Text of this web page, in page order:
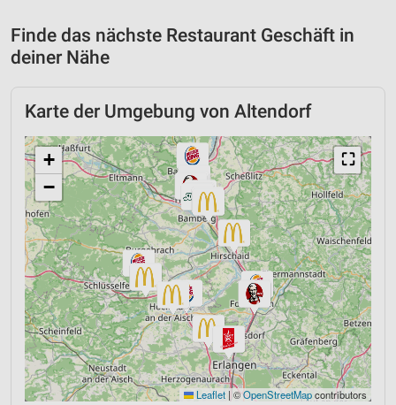
Finde das nächste Restaurant Geschäft in
deiner Nähe
Karte der Umgebung von Altendorf
⛶
+
−
Leaflet | ©OpenStreetMapcontributors